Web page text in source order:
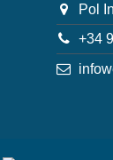
Pol
+34